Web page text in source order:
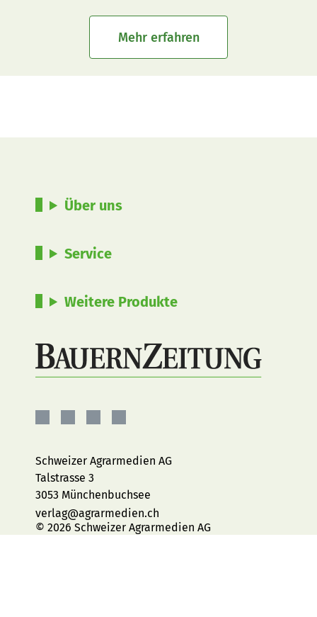
Mehr erfahren
Über uns
Service
Weitere Produkte
Facebook
Instagram
YouTubeLinkedIn
Schweizer Agrarmedien AG
Talstrasse 3
3053 Münchenbuchsee
verlag@agrarmedien.ch
© 2026 Schweizer Agrarmedien AG